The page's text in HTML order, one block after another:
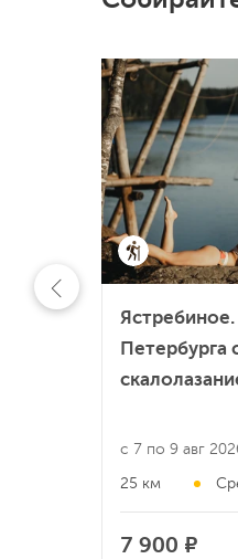
Петербурга
с 7 по 9 авг
25 км
7 900 ₽